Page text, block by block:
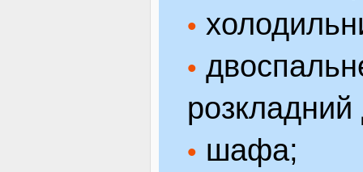
•
•
розкладний
• шафа;